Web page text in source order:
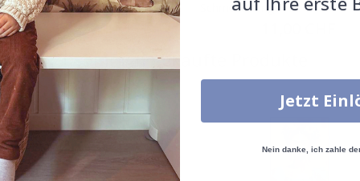
Special
Price
11,00 CHF
Schmetterlinge
Zusammen gekaufte Produkte
Jetzt
Nein danke, ich zahle